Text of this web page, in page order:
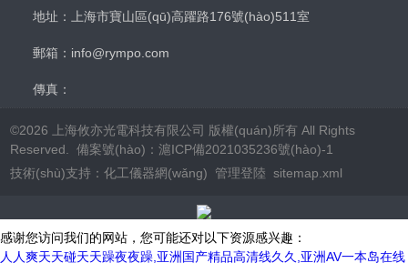
地址：上海市寶山區(qū)高躍路176號(hào)511室
郵箱：info@rympo.com
傳真：
©2026 上海攸亦光電科技有限公司 版權(quán)所有 All Rights
Reserved. 備案號(hào)：滬ICP備2021035236號(hào)-1
技術(shù)支持：化工儀器網(wǎng) 管理登陸 sitemap.xml
感谢您访问我们的网站，您可能还对以下资源感兴趣：
人人爽天天碰天天躁夜夜躁,亚洲国产精品高清线久久,亚洲AV一本岛在线